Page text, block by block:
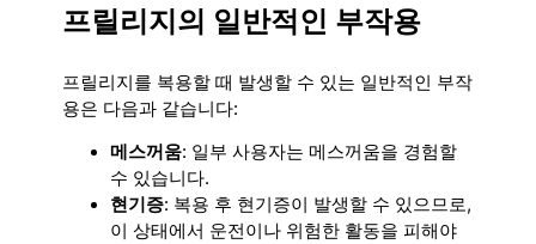
프릴리지의 일반적인 부작용
프릴리지를 복용할 때 발생할 수 있는 일반적인 부작
용은 다음과 같습니다:
메스꺼움: 일부 사용자는 메스꺼움을 경험할
수 있습니다.
현기증: 복용 후 현기증이 발생할 수 있으므로,
이 상태에서 운전이나 위험한 활동을 피해야